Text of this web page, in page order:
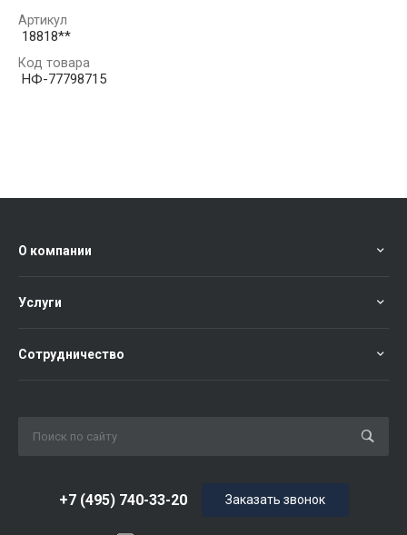
Артикул
18818**
Код товара
НФ-77798715
О компании
Услуги
Сотрудничество
+7 (495) 740-33-20 Заказать звонок